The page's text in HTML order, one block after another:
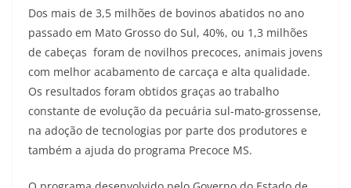
Dos mais de 3,5 milhões de bovinos abatidos no ano
passado em Mato Grosso do Sul, 40%, ou 1,3 milhões
de cabeças foram de novilhos precoces, animais jovens
com melhor acabamento de carcaça e alta qualidade.
Os resultados foram obtidos graças ao trabalho
constante de evolução da pecuária sul-mato-grossense,
na adoção de tecnologias por parte dos produtores e
também a ajuda do programa Precoce MS.